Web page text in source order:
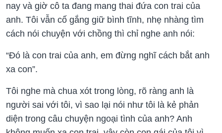
nay và giờ cô ta đang mang thai đứa con trai của
anh. Tôi vẫn cố gắng giữ bình tĩnh, nhẹ nhàng tìm
cách nói chuyện với chồng thì chỉ nghe anh nói:
“Đó là con trai của anh, em đừng nghĩ cách bắt anh
xa con”.
Tôi nghe mà chua xót trong lòng, rõ ràng anh là
người sai với tôi, vì sao lại nói như tôi là kẻ phản
diện trong câu chuyện ngoại tình của anh? Anh